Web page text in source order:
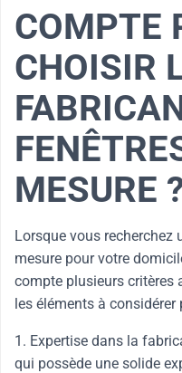
COMPTE
CHOISIR
MESURE
Lorsque vous recherchez
mesure pour votre
compte plusieurs critères
les éléments à
1. Expertise dans la
qui possède une solide